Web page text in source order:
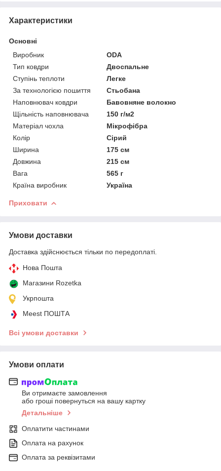
Характеристики
Основні
Виробник
ODA
Тип ковдри
Двоспальне
Ступінь теплоти
Легке
За технологією пошиття
Стьобана
Наповнювач ковдри
Бавовняне волокно
Щільність наповнювача
150 г/м2
Матеріал чохла
Мікрофібра
Колір
Сірий
Ширина
175 см
Довжина
215 см
Вага
565 г
Країна виробник
Україна
Приховати
Умови доставки
Доставка здійснюється тільки по передоплаті.
Нова Пошта
Магазини Rozetka
Укрпошта
Meest ПОШТА
Всі умови доставки
Умови оплати
Ви отримаєте замовлення
або гроші повернуться на вашу картку
Детальніше
Оплатити частинами
Оплата на рахунок
Оплата за реквізитами